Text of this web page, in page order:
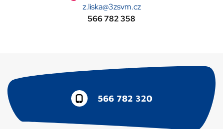
z.liska@3zsvm.cz
566 782 358
566 782 320